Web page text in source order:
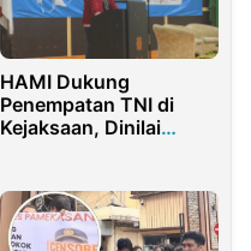
HAMI Dukung
Penempatan TNI di
Kejaksaan, Dinilai